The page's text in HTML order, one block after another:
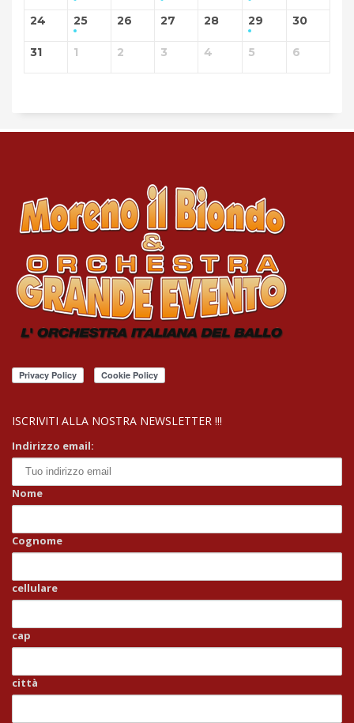
24 25 26 27 28 29 30
31 1 2 3 4 5 6
ISCRIVITI ALLA NOSTRA NEWSLETTER !!!
Indirizzo email:
Nome
Cognome
cellulare
cap
città